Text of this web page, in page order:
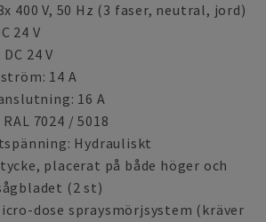
400 V, 50 Hz (3 faser, neutral, jord)
24 V
24 V
14 A
16 A
7024 / 5018
Hydrauliskt
placerat på både höger och
(2 st)
dose spraysmörjsystem (kräver